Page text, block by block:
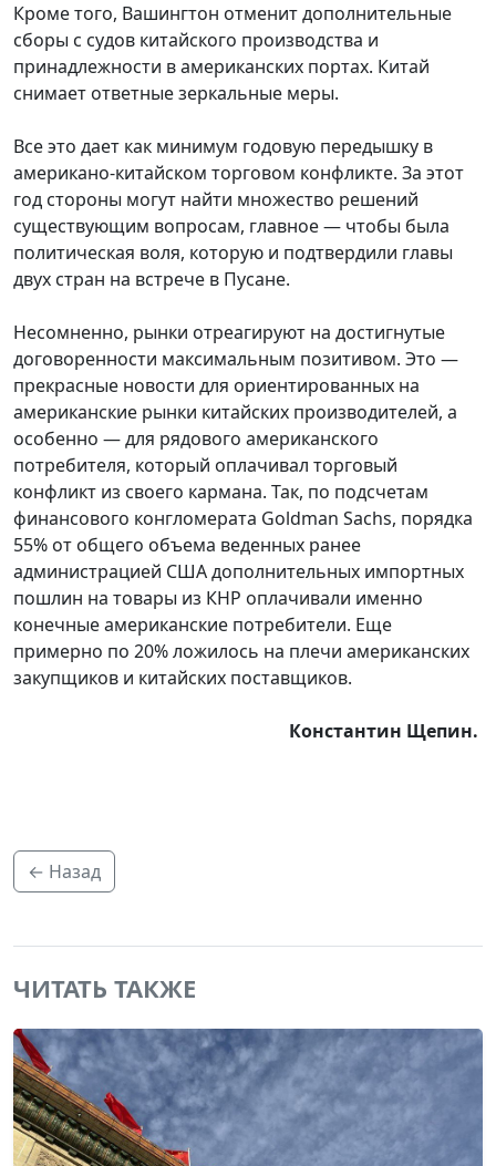
Кроме того, Вашингтон отменит дополнительные
сборы с судов китайского производства и
принадлежности в американских портах. Китай
снимает ответные зеркальные меры.
Все это дает как минимум годовую передышку в
американо-китайском торговом конфликте. За этот
год стороны могут найти множество решений
существующим вопросам, главное— чтобы была
политическая воля, которую и подтвердили главы
двух стран на встрече в Пусане.
Несомненно, рынки отреагируют на достигнутые
договоренности максимальным позитивом. Это —
прекрасные новости для ориентированных на
американские рынки китайских производителей, а
особенно —для рядового американского
потребителя, который оплачивал торговый
конфликт из своего кармана. Так, по подсчетам
финансового конгломерата Goldman Sachs, порядка
55% от общего объема веденных ранее
администрацией США дополнительных импортных
пошлин на товары из КНР оплачивали именно
конечные американские потребители. Еще
примерно по 20% ложилось на плечи американских
закупщиков и китайских поставщиков.
Константин Щепин.
← Назад
ЧИТАТЬ ТАКЖЕ